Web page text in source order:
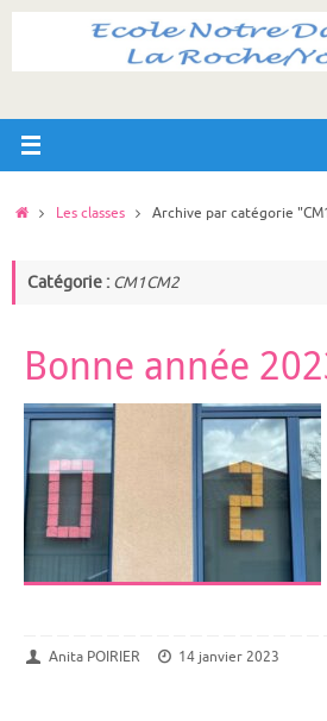
Passer
AccueilLes classes Archive par catégorie
Catégorie : CM1CM2
Bonne année
Anita POIRIER 14 janvier 2023